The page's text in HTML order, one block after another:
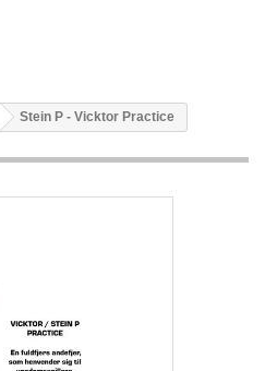
Stein P - Vicktor Practice